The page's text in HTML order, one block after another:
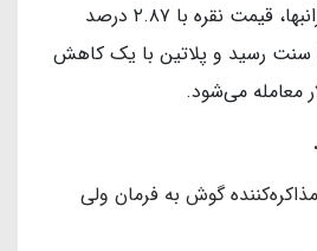
در میان سایر فلزات گرانبها، قیمت نقره با ۲.۸۷ درصد
کاهش به ۵۷ دلار و ۱۱ سنت رسید و پلاتین با یک کاهش
گوش به فرمان ولی